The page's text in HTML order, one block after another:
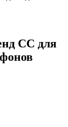
CC для